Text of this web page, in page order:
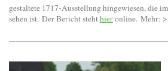
gestaltete 1717-Ausstellung hingewiesen, die
sehen ist. Der Bericht stehthieronline. Mehr: >